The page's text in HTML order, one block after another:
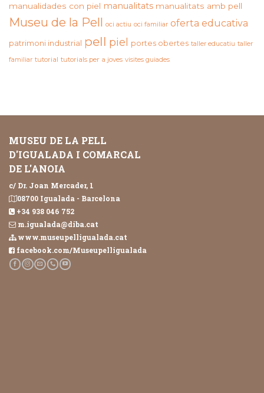
manualidades con piel manualitats manualitats amb pell
Museu de la Pell oci actiu oci familiar oferta educativa
patrimoni industrial pell piel portes obertes taller educatiu taller
familiar tutorial tutorials per a joves visites guiades
MUSEU DE LA PELL
D'IGUALADA I COMARCAL
DE L'ANOIA
c/ Dr. Joan Mercader, 1
08700 Igualada - Barcelona
+34 938 046 752
m.igualada@diba.cat
www.museupelligualada.cat
facebook.com/Museupelligualada